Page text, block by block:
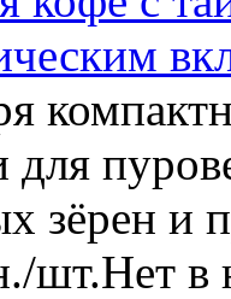
зёрен и
/шт.Нет в